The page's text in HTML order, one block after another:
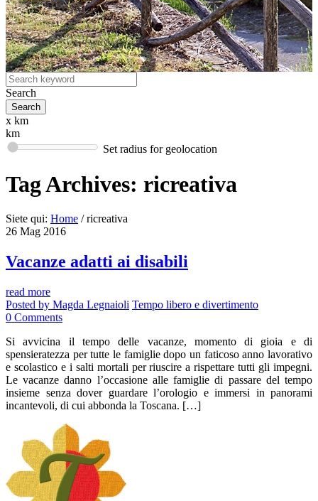
Search
x km
km
Set radius for geolocation
Tag Archives: ricreativa
Siete qui: Home / ricreativa
26 Mag 2016
Vacanze adatti ai disabili
read more
Posted by Magda Legnaioli Tempo libero e divertimento
0 Comments
Si avvicina il tempo delle vacanze, momento di gioia e di
spensieratezza per tutte le famiglie dopo un faticoso anno lavorativo
e scolastico e i salti mortali per riuscire a rispettare tutti gli impegni.
Le vacanze danno l’occasione alle famiglie di passare del tempo
insieme senza dover guardare l’orologio e immersi in panorami
incantevoli, di cui abbonda la Toscana. […]